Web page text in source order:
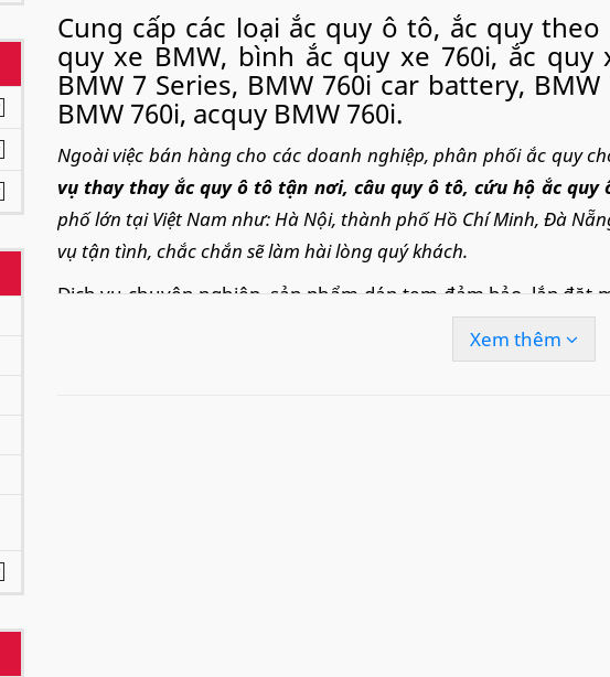
Cung cấp các loại ắc quy ô tô, ắc quy
quy xe BMW, bình ắc quy xe 760i, ắc
BMW 7 Series, BMW 760i car battery,
BMW 760i, acquy BMW 760i.
Ngoài việc bán hàng cho các doanh nghiệp, phân phối ắc quy
vụ thay thay ắc quy ô tô tận nơi, câu quy ô tô, cứu hộ ắc quy
phố lớn tại Việt Nam như: Hà Nội, thành phố Hồ Chí Minh, Đà
vụ tận tình, chắc chắn sẽ làm hài lòng quý khách.
Dịch vụ chuyên nghiệp, sản phẩm dán tem đảm bảo, lắp đặt
Xem thêm